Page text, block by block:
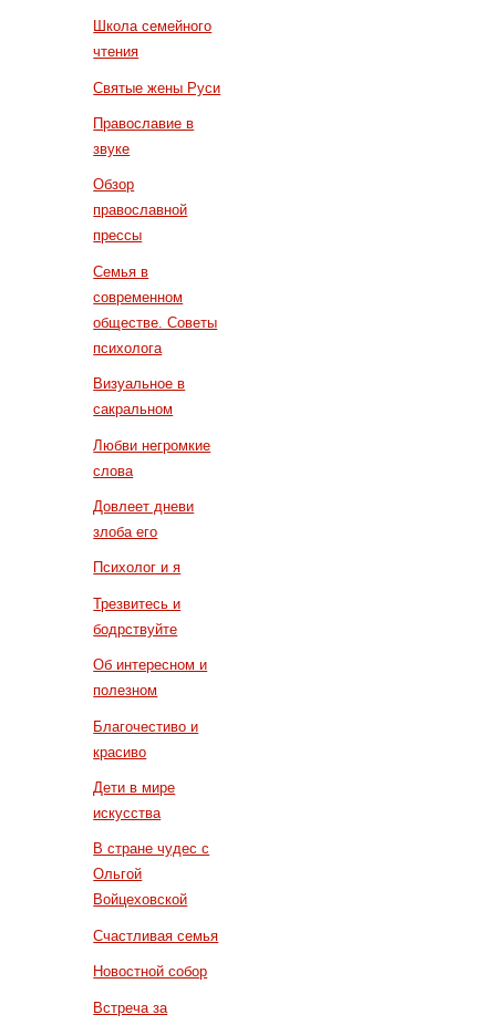
Школа семейного
чтения
Святые жены Руси
Православие в
звуке
Обзор
православной
прессы
Семья в
современном
обществе. Советы
психолога
Визуальное в
сакральном
Любви негромкие
слова
Довлеет дневи
злоба его
Психолог и я
Трезвитесь и
бодрствуйте
Об интересном и
полезном
Благочестиво и
красиво
Дети в мире
искусства
В стране чудес с
Ольгой
Войцеховской
Счастливая семья
Новостной собор
Встреча за